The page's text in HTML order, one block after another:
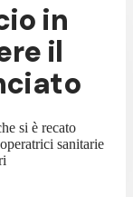
in
il
si è recato
sanitarie